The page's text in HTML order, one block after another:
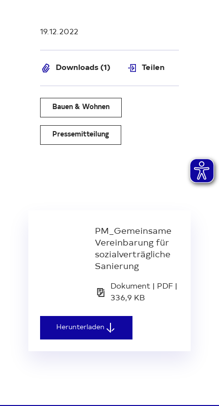
19.12.2022
Downloads (1) Teilen
Bauen & Wohnen
Pressemitteilung
PM_Gemeinsame
Vereinbarung für
sozialverträgliche
Sanierung
Dokument | PDF |
336,9 KB
Herunterladen